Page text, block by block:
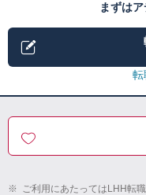
まずは
転
※ ご利用にあたってはLHH転